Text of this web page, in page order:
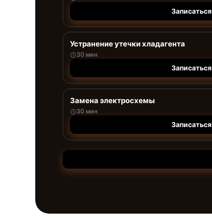
Записаться
Устранение утечки хладагента
30 мин
Записаться
Замена электросхемы
30 мин
Записаться